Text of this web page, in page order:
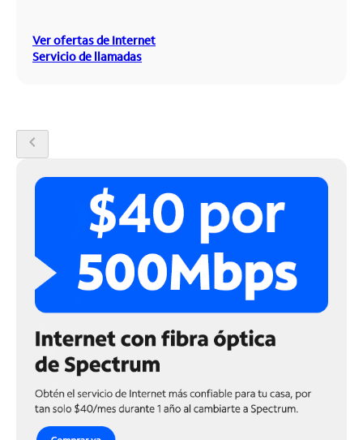
Ver ofertas de Internet
Servicio de llamadas
chevron_left